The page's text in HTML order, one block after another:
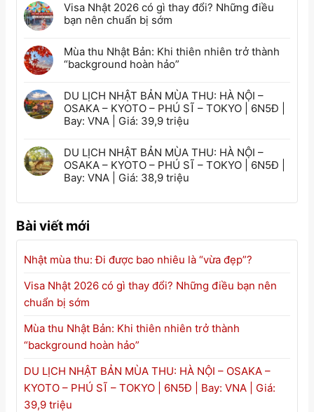
Visa Nhật 2026 có gì thay đổi? Những điều
bạn nên chuẩn bị sớm
Mùa thu Nhật Bản: Khi thiên nhiên trở thành
“background hoàn hảo”
DU LỊCH NHẬT BẢN MÙA THU: HÀ NỘI –
OSAKA – KYOTO – PHÚ SĨ – TOKYO | 6N5Đ |
Bay: VNA | Giá: 39,9 triệu
DU LỊCH NHẬT BẢN MÙA THU: HÀ NỘI –
OSAKA – KYOTO – PHÚ SĨ – TOKYO | 6N5Đ |
Bay: VNA | Giá: 38,9 triệu
Bài viết mới
Nhật mùa thu: Đi được bao nhiêu là “vừa đẹp”?
Visa Nhật 2026 có gì thay đổi? Những điều bạn nên
chuẩn bị sớm
Mùa thu Nhật Bản: Khi thiên nhiên trở thành
“background hoàn hảo”
DU LỊCH NHẬT BẢN MÙA THU: HÀ NỘI – OSAKA –
KYOTO – PHÚ SĨ – TOKYO | 6N5Đ | Bay: VNA | Giá:
39,9 triệu